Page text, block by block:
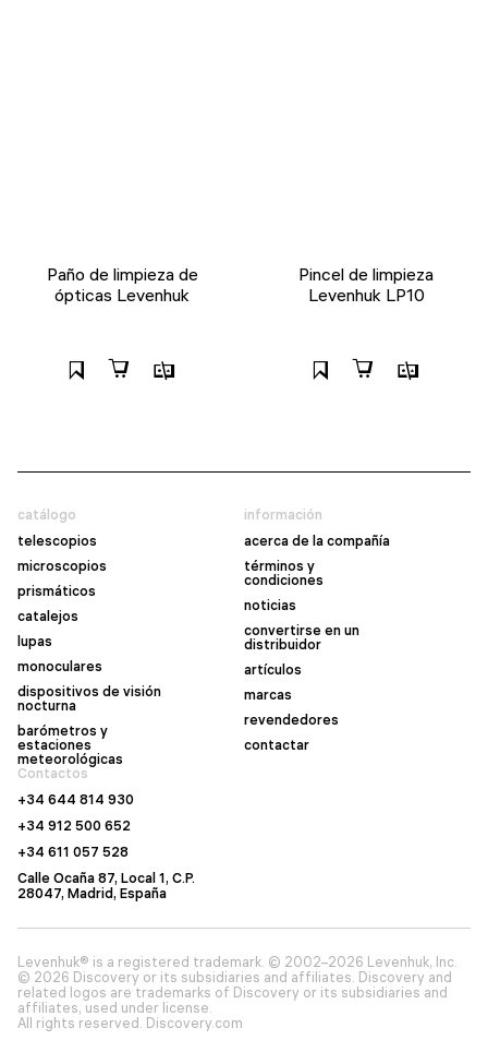
Paño de limpieza de
ópticas Levenhuk
Pincel de limpieza
Levenhuk LP10
catálogo
telescopios
microscopios
prismáticos
catalejos
lupas
monoculares
dispositivos de visión
nocturna
barómetros y
estaciones
meteorológicas
información
acerca de la compañía
términos y
condiciones
noticias
convertirse en un
distribuidor
artículos
marcas
revendedores
contactar
Contactos
+34 644 814 930
+34 912 500 652
+34 611 057 528
Calle Ocaña 87, Local 1, C.P.
28047, Madrid, España
Levenhuk® is a registered trademark. © 2002–2026 Levenhuk, Inc.
© 2026 Discovery or its subsidiaries and affiliates. Discovery and
related logos are trademarks of Discovery or its subsidiaries and
affiliates, used under license.
All rights reserved. Discovery.com